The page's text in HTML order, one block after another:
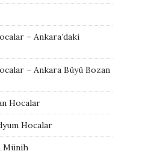
– Ankara’daki
– Ankara Büyü Bozan
Hocalar
Hocalar
Münih